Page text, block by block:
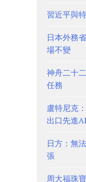
習近平與
日本外務
場不變
神舟二十
任務
盧特尼克
出口先進
日方：無
張
周大福珠